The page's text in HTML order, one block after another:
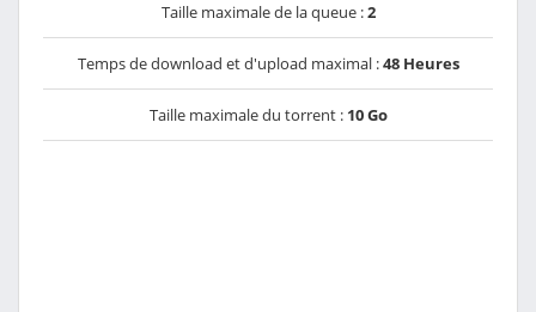
Taille maximale de la queue :2
Temps de download et d'upload maximal :48 Heures
Taille maximale du torrent : 10 Go